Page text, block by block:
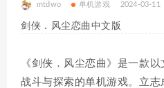
mtdwo 单机游戏 2024-03-11
剑侠．风尘恋曲中文版
《剑侠．风尘恋曲》是一款
战斗与探索的单机游戏。立